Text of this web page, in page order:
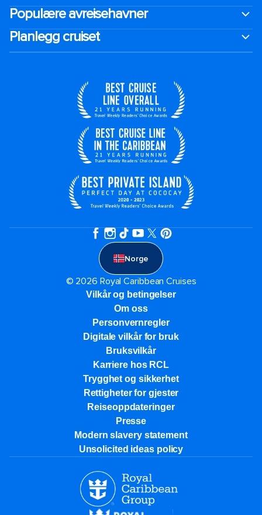
Populære avreisehavner
Planlegg cruiset
Norge
© 2026 Royal Caribbean Cruises
Vilkår og betingelser
Om oss
Personvernregler
Digitale vilkår for bruk
Bruksvilkår
Karriere hos RCL
Trygghet og sikkerhet​
Rettigheter for gjester
Reiseoppdateringer
Presse
Modern slavery statement
Unsolicited ideas policy